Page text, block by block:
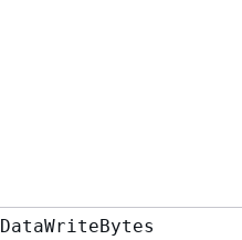
DataWriteBytes